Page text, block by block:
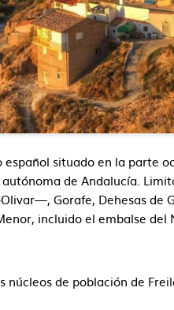
situado en la parte
de Andalucía.
Gorafe, Dehesas de
incluido el embalse del
núcleos de población de